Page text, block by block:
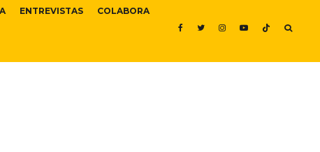
ENTREVISTAS COLABORA